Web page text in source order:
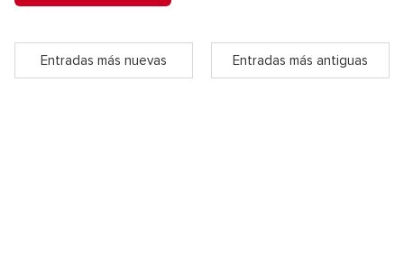
Entradas más nuevas Entradas más antiguas